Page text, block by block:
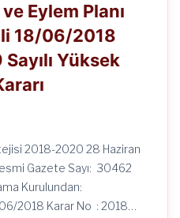
Eylem Planı
18/06/2018
Yüksek
2018-2020 28 Haziran
Gazete Sayı: 30462
Kurulundan:
2018 Karar No : 2018…